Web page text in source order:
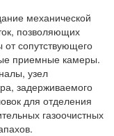
механической
позволяющих
сопутствующего
приемные камеры.
узел
задерживаемого
для отделения
газоочистных